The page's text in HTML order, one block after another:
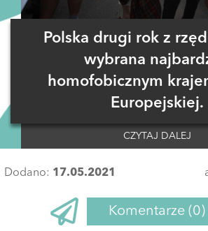
Polska drugi rok z
wybrana
homofobicznym
Europejskiej.
CZYTAJ DALEJ
Dodano: 17.05.2021
Komentarze (0)